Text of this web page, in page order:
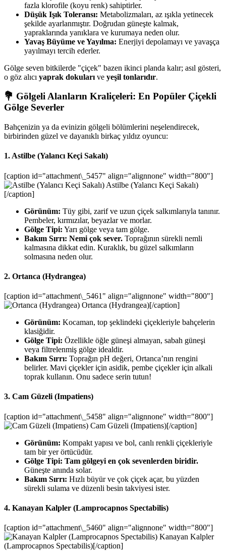
fazla klorofile (koyu renk) sahiptirler.
Düşük Işık Toleransı: Metabolizmaları, az ışıkla yetinecek
şekilde ayarlanmıştır. Doğrudan güneşte kalmak,
yapraklarında yanıklara ve kurumaya neden olur.
Yavaş Büyüme ve Yayılma: Enerjiyi depolamayı ve yavaşça
yayılmayı tercih ederler.
Gölge seven bitkilerde "çiçek" bazen ikinci planda kalır; asıl gösteri,
o göz alıcı yaprak dokuları ve yeşil tonlarıdır.
💐 Gölgeli Alanların Kraliçeleri: En Popüler Çiçekli
Gölge Severler
Bahçenizin ya da evinizin gölgeli bölümlerini neşelendirecek,
birbirinden güzel ve dayanıklı birkaç yıldız oyuncu:
1. Astilbe (Yalancı Keçi Sakalı)
[caption id="attachment\_5457" align="alignnone" width="800"]
Astilbe (Yalancı Keçi Sakalı)
[/caption]
Görünüm: Tüy gibi, zarif ve uzun çiçek salkımlarıyla tanınır.
Pembeler, kırmızılar, beyazlar ve morlar.
Gölge Tipi: Yarı gölge veya tam gölge.
Bakım Sırrı: Nemi çok sever. Toprağının sürekli nemli
kalmasına dikkat edin. Kuraklık, bu güzel salkımların
solmasına neden olur.
2. Ortanca (Hydrangea)
[caption id="attachment\_5461" align="alignnone" width="800"]
Ortanca (Hydrangea)[/caption]
Görünüm: Kocaman, top şeklindeki çiçekleriyle bahçelerin
klasiğidir.
Gölge Tipi: Özellikle öğle güneşi almayan, sabah güneşi
veya filtrelenmiş gölge idealdir.
Bakım Sırrı: Toprağın pH değeri, Ortanca’nın rengini
belirler. Mavi çiçekler için asidik, pembe çiçekler için alkali
toprak kullanın. Onu sadece serin tutun!
3. Cam Güzeli (Impatiens)
[caption id="attachment\_5458" align="alignnone" width="800"]
Cam Güzeli (Impatiens)[/caption]
Görünüm: Kompakt yapısı ve bol, canlı renkli çiçekleriyle
tam bir yer örtücüdür.
Gölge Tipi: Tam gölgeyi en çok sevenlerden biridir.
Güneşte anında solar.
Bakım Sırrı: Hızlı büyür ve çok çiçek açar, bu yüzden
sürekli sulama ve düzenli besin takviyesi ister.
4. Kanayan Kalpler (Lamprocapnos Spectabilis)
[caption id="attachment\_5460" align="alignnone" width="800"]
Kanayan Kalpler
(Lamprocapnos Spectabilis)[/caption]